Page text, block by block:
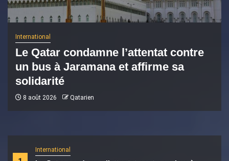
International
International
Le Qatar condamne l’attentat contre
un bus à Jaramana et affirme sa
solidarité
8 août 2026 Qatarien